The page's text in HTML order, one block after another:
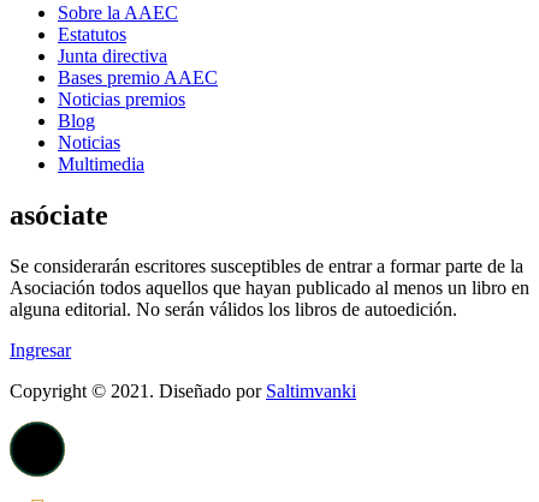
Sobre la AAEC
Estatutos
Junta directiva
Bases premio AAEC
Noticias premios
Blog
Noticias
Multimedia
asóciate
Se considerarán escritores susceptibles de entrar a formar parte de la
Asociación todos aquellos que hayan publicado al menos un libro en
alguna editorial. No serán válidos los libros de autoedición.
Ingresar
Copyright © 2021. Diseñado por Saltimvanki